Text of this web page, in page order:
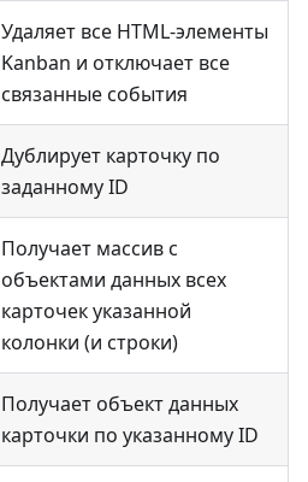
Удаляет все HTML-элементы
Kanban и отключает все
связанные события
Дублирует карточку по
заданному ID
Получает массив с
объектами данных всех
карточек указанной
колонки (и строки)
Получает объект данных
карточки по указанному ID